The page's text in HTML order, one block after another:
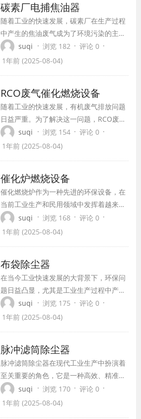
能优、系统简单、可靠性高等特点，成为
了环保治理的重要手段。
碳素厂电捕焦油器
随着工业的快速发展，碳素厂在生产过程
中产生的焦油废气成为了环境污染的主要
来源之一。为了减少焦油废气对环境的污
染，提高生产效率，碳素厂蜂窝式电捕焦
环保领域发挥着重要作用。
suqi · 浏览 182 · 评论 0 ·
1年前 (2025-08-04)
RCO废气催化燃烧设备
随着工业的快速发展，有机废气排放问题
日益严重。为了解决这一问题，RCO废气
催化燃烧设备应运而生。
RCO（Regenerative Catalytic
高浓度有机废气净化。本文将详细介绍
RCO废气催化燃烧设备的工作原理、特...
suqi · 浏览 154 · 评论 0 ·
1年前 (2025-08-04)
催化炉燃烧设备
催化燃烧炉作为一种先进的环保设备，在
当前工业生产和民用领域中发挥着越来越
重要的作用。它通过催化剂在低温下实现
对有机物的氧化，从而减少能源消耗和排
工作原理、特点、应用领域等方面进行详
细介绍。
suqi · 浏览 168 · 评论 0 ·
1年前 (2025-08-04)
布袋除尘器
在当今工业快速发展的大背景下，环保问
题日益凸显，尤其是工业生产过程中产生
的粉尘污染，对环境和人体健康造成了严
重威胁。为了有效解决这一问题，布袋除
suqi · 浏览 175 · 评论 0 ·
1年前 (2025-08-04)
脉冲滤筒除尘器
脉冲滤筒除尘器在现代工业生产中扮演着
至关重要的角色，它是一种高效、精准的
除尘设备，能够有效地净化含尘气体，为
工业生产提供清洁的工作环境。本文将为
suqi · 浏览 170 · 评论 0 ·
1年前 (2025-08-04)